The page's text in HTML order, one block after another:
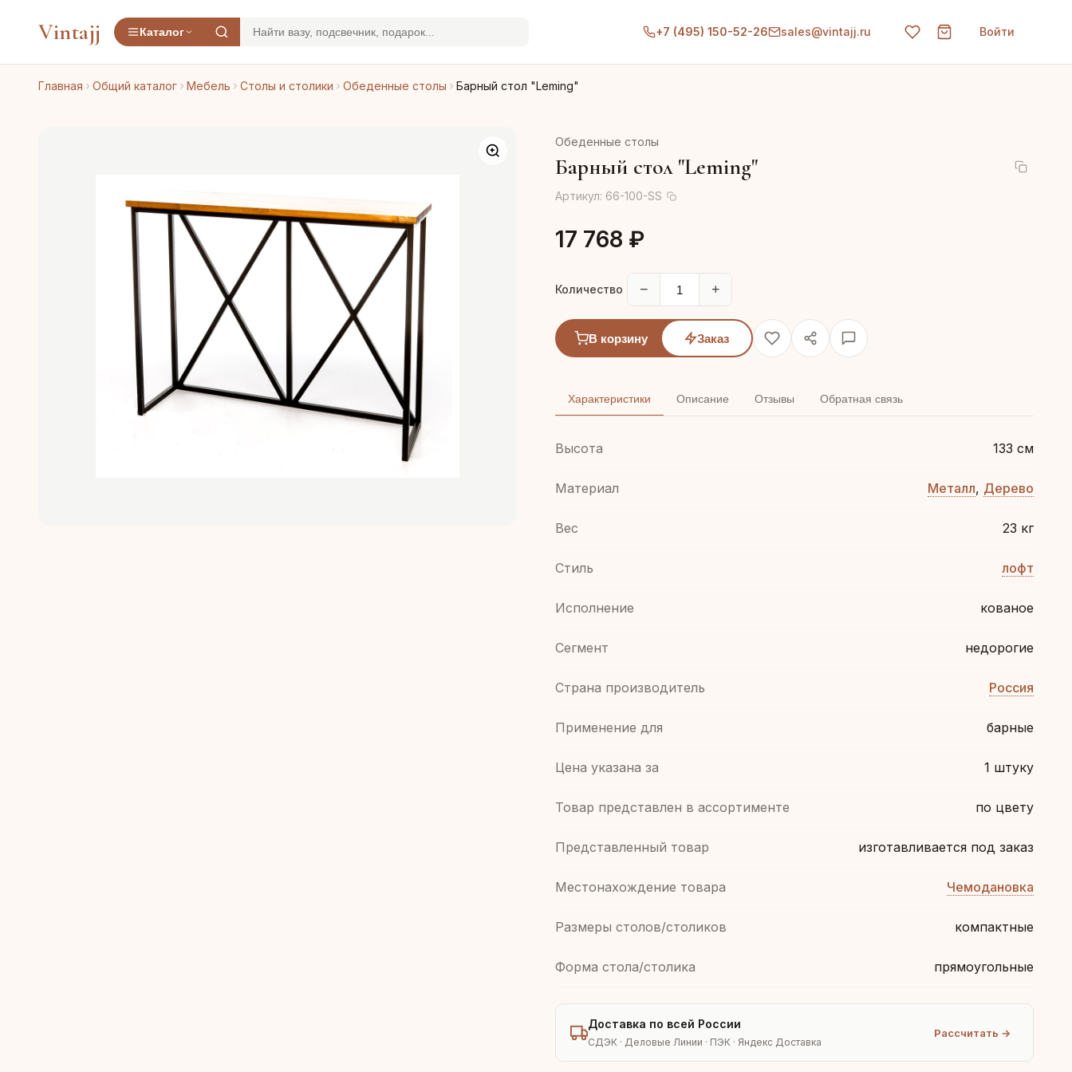
Vintajj Каталог +7 (495) 150-52-26 sales@vintajj.ru Войти
Главная Общий каталог Мебель Столы и столики Обеденные столы Барный стол "Leming"
Обеденные столы
Барный стол "Leming"
Артикул: 66-100-SS
17 768 ₽
Количество − +
В корзину Заказ
Характеристики Описание Отзывы Обратная связь
Высота 133 см
Материал Металл, Дерево
Вес 23 кг
Стиль лофт
Иcполнение кованое
Сегмент недорогие
Страна производитель Россия
Применение для барные
Цена указана за 1 штуку
Товар представлен в ассортименте по цвету
Представленный товар изготавливается под заказ
Местонахождение товара Чемодановка
Размеры столов/столиков компактные
Форма стола/столика прямоугольные
Доставка по всей России
СДЭК · Деловые Линии · ПЭК · Яндекс Доставка
Рассчитать →